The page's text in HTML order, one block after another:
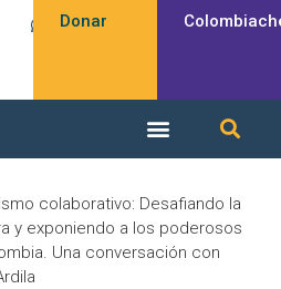
Donar
colaborativo: Desafiando la
y exponiendo a los poderosos
Una conversación con